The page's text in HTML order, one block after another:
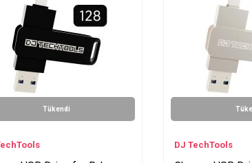
Tükendi
DJ TechTools